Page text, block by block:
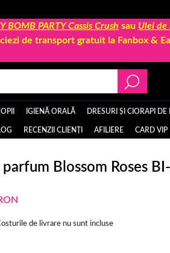
BOMB PARTY Cassis Crush sau Ulei de
de transport gratuit la Fanbox &
IGIENĂ ORALĂ DRESURI ȘI CIORAPI
RECENZII CLIENȚI AFILIERE CARD VIP
parfum Blossom Roses
de livrare nu sunt incluse